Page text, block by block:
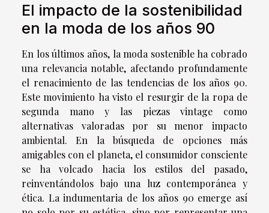
El impacto de la sostenibilidad
en la moda de los años 90
En los últimos años, la moda sostenible ha cobrado
una relevancia notable, afectando profundamente
el renacimiento de las tendencias de los años 90.
Este movimiento ha visto el resurgir de la ropa de
segunda mano y las piezas vintage como
alternativas valoradas por su menor impacto
ambiental. En la búsqueda de opciones más
amigables con el planeta, el consumidor consciente
se ha volcado hacia los estilos del pasado,
reinventándolos bajo una luz contemporánea y
ética. La indumentaria de los años 90 emerge así